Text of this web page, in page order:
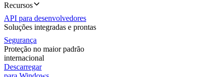
Recursos
API para desenvolvedores
Soluções integradas e prontas
Segurança
Proteção no maior padrão
internacional
Descarregar